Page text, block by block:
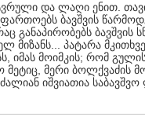
და ლაღი ენით.
ბავშვის
ბავშვის
პატარა
იმას მოიმკის; რომ
მეტიც, მერი
იშვიათია